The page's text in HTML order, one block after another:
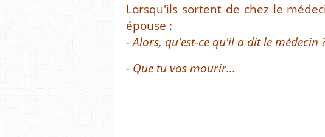
Lorsqu'ils sortent de chez le
épouse :
- Alors, qu'est-ce qu'il a dit le médecin
- Que tu vas mourir...